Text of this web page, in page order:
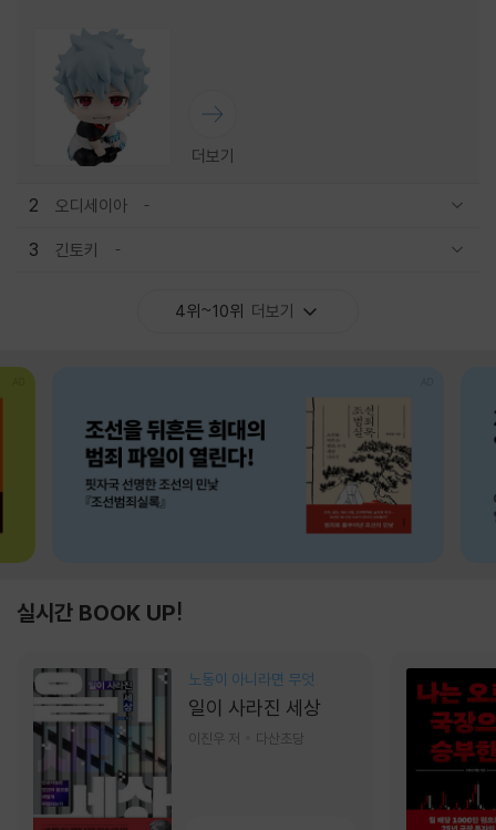
더보기
2 오디세이아
3 긴토키
4위~10위 더보기
실시간 BOOK UP!
노동이 아니라면 무엇
일이 사라진 세상
이진우 저 다산초당